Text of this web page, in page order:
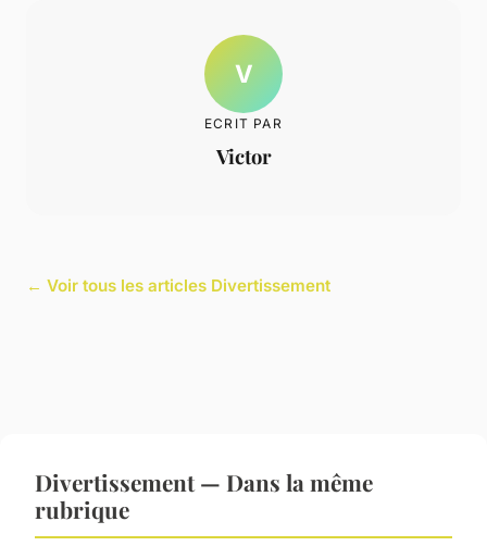
V
ECRIT PAR
Victor
← Voir tous les articles Divertissement
Divertissement — Dans la même
rubrique